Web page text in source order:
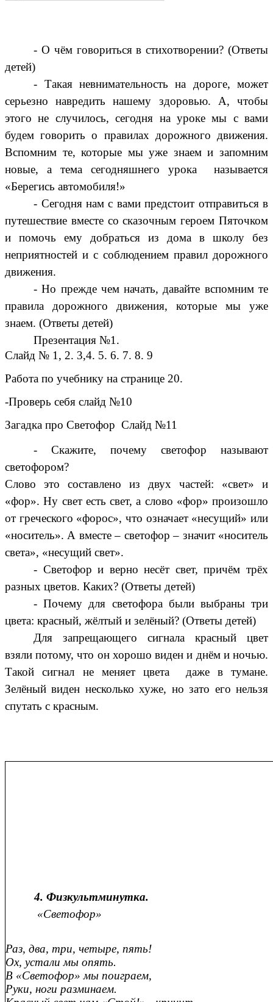
- О чём говориться в стихотворении? (Ответы
детей)
- Такая невнимательность на дороге, может
серьезно навредить нашему здоровью. А, чтобы
этого не случилось, сегодня на уроке мы с вами
будем говорить о правилах дорожного движения.
Вспомним те, которые мы уже знаем и запомним
новые, а тема сегодняшнего урока называется
«Берегись автомобиля!»
- Сегодня нам с вами предстоит отправиться в
путешествие вместе со сказочным героем Пяточком
и помочь ему добраться из дома в школу без
неприятностей и с соблюдением правил дорожного
движения.
- Но прежде чем начать, давайте вспомним те
правила дорожного движения, которые мы уже
знаем. (Ответы детей)
Презентация №1.
Слайд № 1, 2. 3,4. 5. 6. 7. 8. 9
Работа по учебнику на странице 20.
-Проверь себя слайд №10
Загадка про Светофор Слайд №11
- Скажите, почему светофор называют
светофором?
Слово это составлено из двух частей: «свет» и
«фор». Ну свет есть свет, а слово «фор» произошло
от греческого «форос», что означает «несущий» или
«носитель». А вместе – светофор – значит «носитель
света», «несущий свет».
- Светофор и верно несёт свет, причём трёх
разных цветов. Каких? (Ответы детей)
- Почему для светофора были выбраны три
цвета: красный, жёлтый и зелёный? (Ответы детей)
Для запрещающего сигнала красный цвет
взяли потому, что он хорошо виден и днём и ночью.
Такой сигнал не меняет цвета даже в тумане.
Зелёный виден несколько хуже, но зато его нельзя
спутать с красным.
4. Физкультминутка.
«Светофор»
Раз, два, три, четыре, пять!
Ох, устали мы опять.
В «Светофор» мы поиграем,
Руки, ноги разминаем.